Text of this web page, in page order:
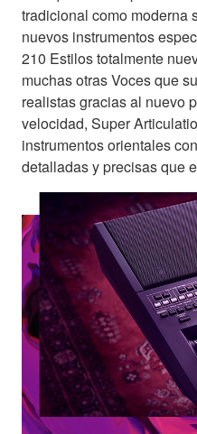
tradicional como moderna
nuevos instrumentos
210 Estilos totalmente
muchas otras Voces que
realistas gracias al nuevo
velocidad, Super
instrumentos orientales
detalladas y precisas que